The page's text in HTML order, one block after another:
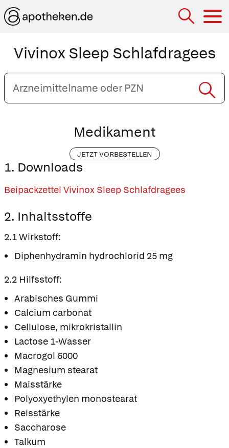
Vivinox Sleep Schlafdragees
Arzneimittelname
oder
PZN
Medikament
JETZT VORBESTELLEN
1. Downloads
Beipackzettel Vivinox Sleep Schlafdragees
2. Inhaltsstoffe
2.1 Wirkstoff:
Diphenhydramin hydrochlorid 25 mg
2.2 Hilfsstoff:
Arabisches Gummi
Calcium carbonat
Cellulose, mikrokristallin
Lactose 1-Wasser
Macrogol 6000
Magnesium stearat
Maisstärke
Polyoxyethylen monostearat
Reisstärke
Saccharose
Talkum